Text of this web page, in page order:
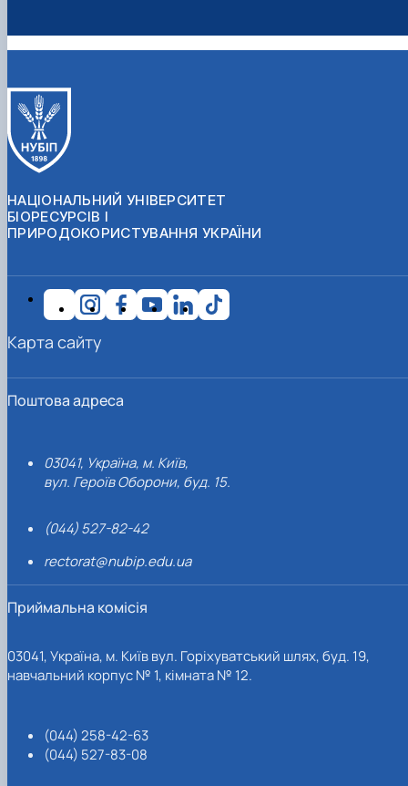
НАЦІОНАЛЬНИЙ УНІВЕРСИТЕТ
БІОРЕСУРСІВ І
ПРИРОДОКОРИСТУВАННЯ УКРАЇНИ
Поштова адреса
03041, Україна, м. Київ,
вул. Героїв Оборони, буд. 15.
(044) 527-82-42
rectorat@nubip.edu.ua
Приймальна комісія
03041, Україна, м. Київ вул. Горіхуватський шлях, буд. 19,
навчальний корпус № 1, кімната № 12.
(044) 258-42-63
(044) 527-83-08
Карта сайту